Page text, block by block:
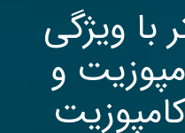
با ویژگی
و